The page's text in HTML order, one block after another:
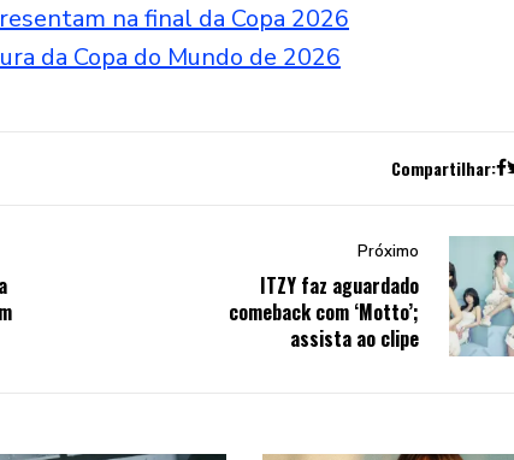
na final da Copa 2026
da Copa do Mundo de 2026
Compartilhar:
Próximo
ITZY faz aguardado
comeback com ‘Motto’;
assista ao clipe